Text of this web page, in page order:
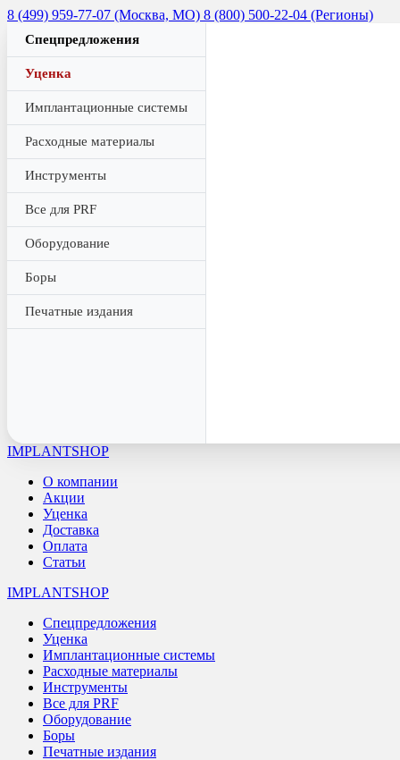
8 (499) 959-77-07 (Москва, МО) 8 (800) 500-22-04 (Регионы)
Спецпредложения
Уценка
Имплантационные системы
Расходные материалы
Инструменты
Все для PRF
Оборудование
Боры
Печатные издания
IMPLANTSHOP
О компании
Акции
Уценка
Доставка
Оплата
Статьи
IMPLANTSHOP
Спецпредложения
Уценка
Имплантационные системы
Расходные материалы
Инструменты
Все для PRF
Оборудование
Боры
Печатные издания